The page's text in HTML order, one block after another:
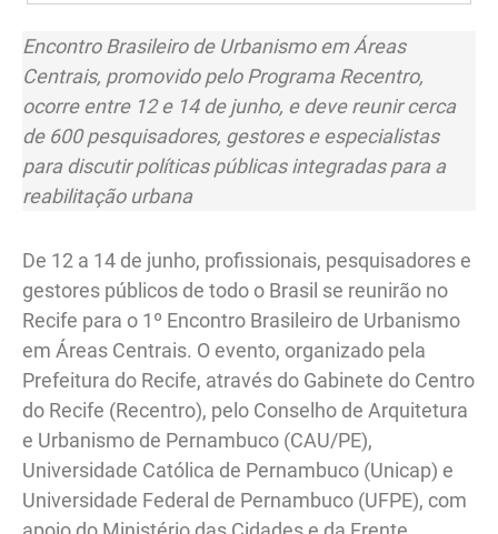
Encontro Brasileiro de Urbanismo em Áreas
Centrais, promovido pelo Programa Recentro,
ocorre entre 12 e 14 de junho, e deve reunir cerca
de 600 pesquisadores, gestores e especialistas
para discutir políticas públicas integradas para a
reabilitação urbana
De 12 a 14 de junho, profissionais, pesquisadores e
gestores públicos de todo o Brasil se reunirão no
Recife para o 1º Encontro Brasileiro de Urbanismo
em Áreas Centrais. O evento, organizado pela
Prefeitura do Recife, através do Gabinete do Centro
do Recife (Recentro), pelo Conselho de Arquitetura
e Urbanismo de Pernambuco (CAU/PE),
Universidade Católica de Pernambuco (Unicap) e
Universidade Federal de Pernambuco (UFPE), com